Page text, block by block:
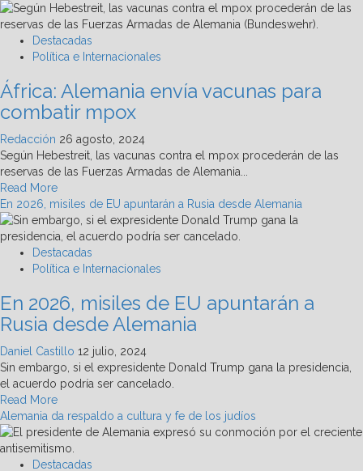
about
Eleva
39
%
de
hipotecas
la
banca
de
Alemania
Destacadas
Política e Internacionales
África: Alemania envía vacunas para
combatir mpox
Redacción 26 agosto, 2024
Según Hebestreit, las vacunas contra el mpox procederán de las
reservas de las Fuerzas Armadas de Alemania...
Read MoreRead
more
about
África:
Alemania
envía
para
combatir
mpox
En 2026, misiles de EU apuntarán a Rusia desde Alemania
Destacadas
Política e Internacionales
En 2026, misiles de EU apuntarán a
Rusia desde Alemania
Daniel Castillo 12 julio, 2024
Sin embargo, si el expresidente Donald Trump gana la presidencia,
el acuerdo podría ser cancelado.
Read MoreRead
more
about
En
2026,
Alemania da respaldo a cultura y fe de los judíos
Destacadas